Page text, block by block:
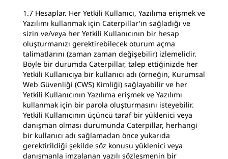
1.7 Hesaplar. Her Yetkili Kullanıcı, Yazılıma erişmek ve
Yazılımı kullanmak için Caterpillar'ın sağladığı ve
sizin ve/veya her Yetkili Kullanıcının bir hesap
oluşturmanızı gerektirebilecek oturum açma
talimatlarını (zaman zaman değişebilir) izlemelidir.
Böyle bir durumda Caterpillar, talep ettiğinizde her
Yetkili Kullanıcıya bir kullanıcı adı (örneğin, Kurumsal
Web Güvenliği (CWS) Kimliği) sağlayabilir ve her
Yetkili Kullanıcının Yazılıma erişmek ve Yazılımı
kullanmak için bir parola oluşturmasını isteyebilir.
Yetkili Kullanıcının üçüncü taraf bir yüklenici veya
danışman olması durumunda Caterpillar, herhangi
bir kullanıcı adı sağlamadan önce yukarıda
gerektirildiği şekilde söz konusu yüklenici veya
danışmanla imzalanan yazılı sözleşmenin bir